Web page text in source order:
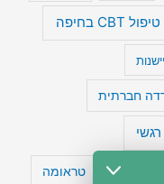
טיפול CBT בחיפה
חברתית
חשיבה טראומה